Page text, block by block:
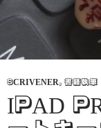
プ
SCRIVENER, 書籍執筆
IPAD